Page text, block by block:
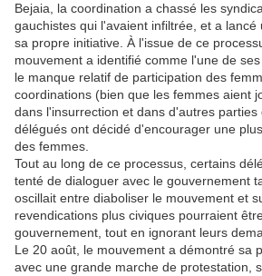
Bejaia, la coordination a chassé les
gauchistes qui l'avaient infiltrée, et a
sa propre initiative. À l'issue de ce
mouvement a identifié comme l'une de
le manque relatif de participation des
coordinations (bien que les femmes aient
dans l'insurrection et dans d'autres
délégués ont décidé d'encourager une
des femmes.
Tout au long de ce processus, certains
tenté de dialoguer avec le gouvernement
oscillait entre diaboliser le mouvement et
revendications plus civiques pourraient
gouvernement, tout en ignorant leurs
Le 20 août, le mouvement a démontré sa
avec une grande marche de protestation,